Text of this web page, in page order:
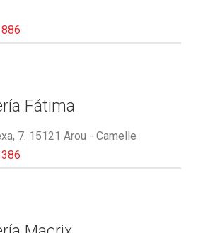
Fátima
7. 15121 Arou - Camelle